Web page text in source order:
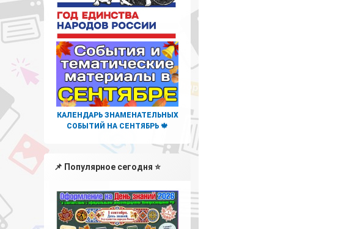
КАЛЕНДАРЬ ЗНАМЕНАТЕЛЬНЫХ
СОБЫТИЙ НА СЕНТЯБРЬ 🍁
📌 Популярное сегодня ⭐